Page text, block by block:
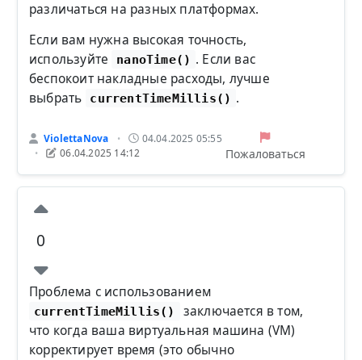
различаться на разных платформах.
Если вам нужна высокая точность,
используйте
nanoTime() . Если вас
беспокоит накладные расходы, лучше
выбрать
currentTimeMillis() .
ViolettaNova • 04.04.2025 05:55
• 06.04.2025 14:12 Пожаловаться
0
Проблема с использованием
currentTimeMillis()
заключается в том,
что когда ваша виртуальная машина (VM)
корректирует время (это обычно